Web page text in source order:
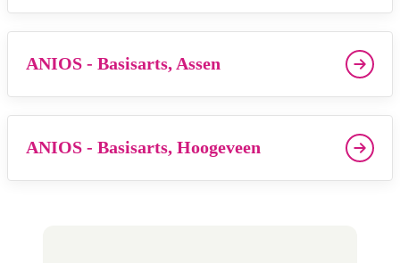
ANIOS - Basisarts, Assen
ANIOS - Basisarts, Hoogeveen